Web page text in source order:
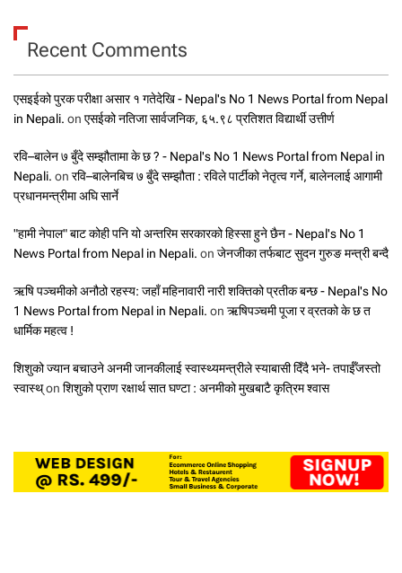
Recent Comments
एसइईको पुरक परीक्षा असार १ गतेदेखि - Nepal's No 1 News Portal from Nepal
in Nepali. on एसईको नतिजा सार्वजनिक, ६५.९८ प्रतिशत विद्यार्थी उत्तीर्ण
रवि–बालेन ७ बुँदे सम्झौतामा के छ ? - Nepal's No 1 News Portal from Nepal in
Nepali. on रवि–बालेनबिच ७ बुँदे सम्झौता : रविले पार्टीको नेतृत्व गर्ने, बालेनलाई आगामी
प्रधानमन्त्रीमा अघि सार्ने
"हामी नेपाल" बाट कोही पनि यो अन्तरिम सरकारको हिस्सा हुने छैन - Nepal's No 1
News Portal from Nepal in Nepali. on जेनजीका तर्फबाट सुदन गुरुङ मन्त्री बन्दै
ऋषि पञ्चमीको अनौठो रहस्य: जहाँ महिनावारी नारी शक्तिको प्रतीक बन्छ - Nepal's No
1 News Portal from Nepal in Nepali. on ऋषिपञ्चमी पूजा र व्रतको के छ त
धार्मिक महत्व !
शिशुको ज्यान बचाउने अनमी जानकीलाई स्वास्थ्यमन्त्रीले स्याबासी दिँदै भने- तपाईँजस्तो
स्वास्थ्on शिशुको प्राण रक्षार्थ सात घण्टा : अनमीको मुखबाटै कृत्रिम श्वास